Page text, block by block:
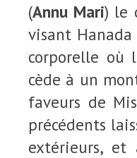
(Annu Mari) le
visant
corporelle où
cède à un
faveurs de
précédents
extérieurs,